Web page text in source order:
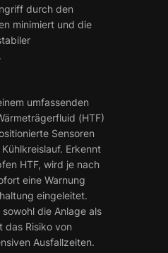
durch den
minimiert und die
umfassenden
(HTF)
Sensoren
Erkennt
HTF, wird je nach
eine Warnung
eingeleitet.
die Anlage als
das Risiko von
Ausfallzeiten.